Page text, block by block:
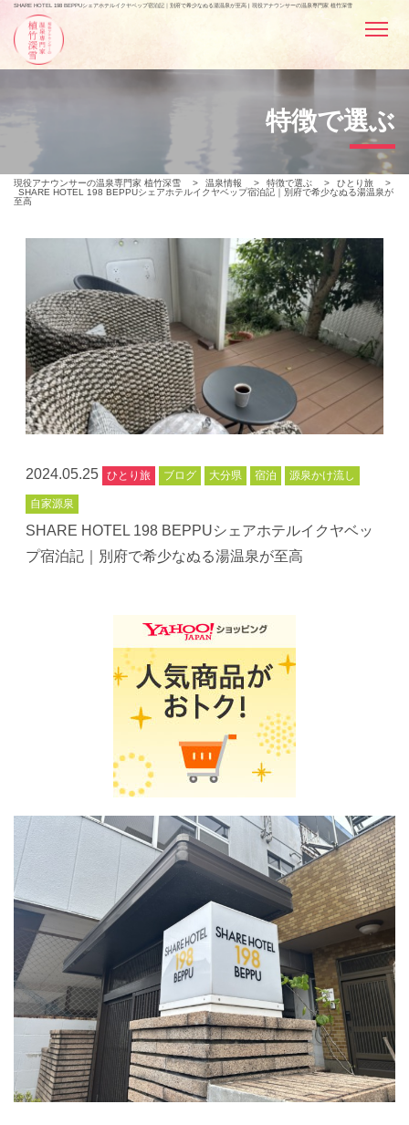
SHARE HOTEL 198 BEPPUシェアホテルイクヤベップ宿泊記｜別府で希少なぬる湯温泉が至高 | 現役アナウンサーの温泉専門家 植竹深雪
特徴で選ぶ
現役アナウンサーの温泉専門家 植竹深雪 > 温泉情報 > 特徴で選ぶ > ひとり旅
>
SHARE HOTEL 198 BEPPUシェアホテルイクヤベップ宿泊記｜別府で希少なぬる湯温泉が
至高
2024.05.25 ひとり旅 ブログ 大分県 宿泊 源泉かけ流し
自家源泉
SHARE HOTEL 198 BEPPUシェアホテルイクヤベッ
プ宿泊記｜別府で希少なぬる湯温泉が至高